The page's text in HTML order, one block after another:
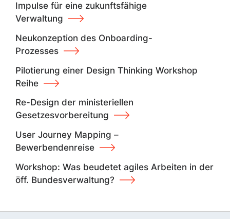
Impulse für eine zukunftsfähige
Verwaltung
Neukonzeption des Onboarding-
Prozesses
Pilotierung einer Design Thinking Workshop
Reihe
Re-Design der ministeriellen
Gesetzesvorbereitung
User Journey Mapping –
Bewerbendenreise
Workshop: Was beudetet agiles Arbeiten in der
öff. Bundesverwaltung?